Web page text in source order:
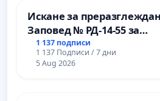
Искане за
Заповед № РД-14-55 за
вливането на
Професионалната
промишлени технологии
1 137 подписи
1 137 Подписи / 7 дни
5 Aug 2026